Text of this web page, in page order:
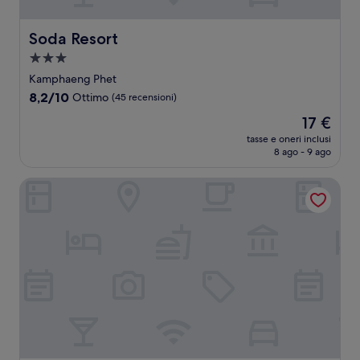
Soda Resort
Soda Resort
Struttura
a
3.0
Kamphaeng Phet
8.2
8,2/10 Ottimo (45 recensioni)
Il
prezzo
attuale
17 €
17 €
tasse e oneri inclusi
8 ago - 9 ago